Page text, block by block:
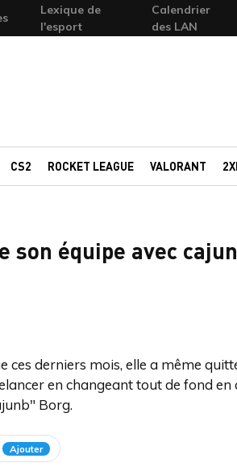
Lexique de
l'esport
Calendrier
des LAN
CS2 ROCKET LEAGUE VALORANT
équipe avec
ces derniers mois, elle a même
en changeant tout de fond
Borg.
Ajouter